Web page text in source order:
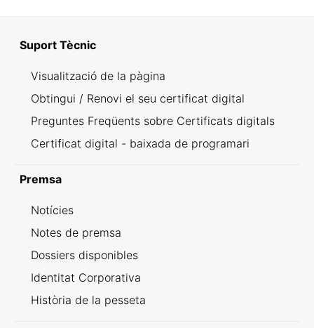
Suport Tècnic
Visualització de la pàgina
Obtingui / Renovi el seu certificat digital
Preguntes Freqüents sobre Certificats digitals
Certificat digital - baixada de programari
Premsa
Notícies
Notes de premsa
Dossiers disponibles
Identitat Corporativa
Història de la pesseta